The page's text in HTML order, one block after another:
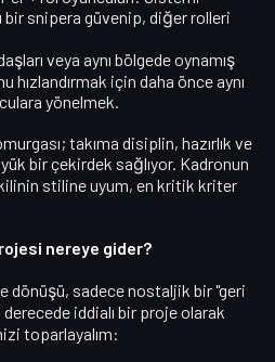
bir snipera güvenip, diğer rolleri
veya aynı bölgede oynamış
hızlandırmak için daha önce aynı
yönelmek.
takıma disiplin, hazırlık ve
bir çekirdek sağlıyor. Kadronun
stiline uyum, en kritik kriter
nereye gider?
dönüşü, sadece nostaljik bir "geri
iddialı bir projeolarak
toparlayalım: